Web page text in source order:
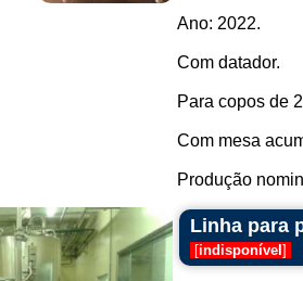
Ano: 2022.
Com datador.
Para copos de
Com mesa
Produção
Linha para
[indisponível ]